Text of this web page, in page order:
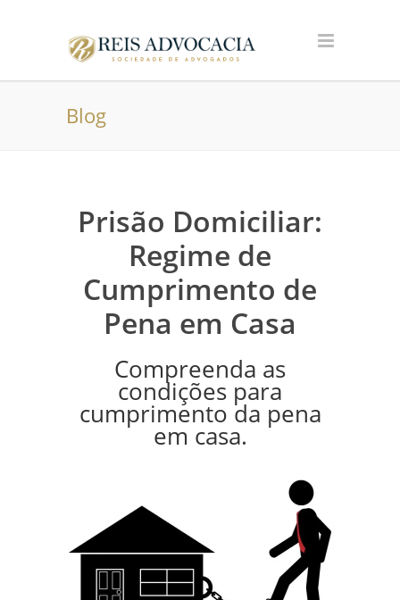
Blog
Prisão Domiciliar:
Regime de
Cumprimento de
Pena em Casa
Compreenda as
condições para
cumprimento da pena
em casa.